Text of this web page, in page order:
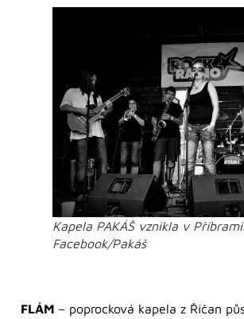
Kapela PAKÁŠ vznikla v
Facebook/Pakáš
FLÁM – poprocková kapela z Říčan